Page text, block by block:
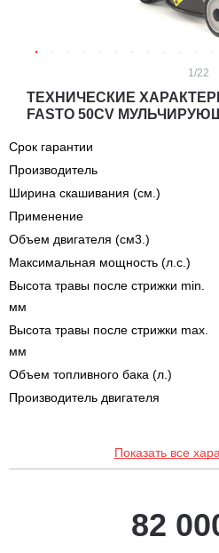
1 /22
ТЕХНИЧЕСКИЕ
FASTO 50CV
Срок гарантии
Производитель
Ширина скашивания (см.)
Применение
Объем двигателя (см3.)
Максимальная мощность (л.с.)
Высота травы после стрижки min.
мм
Высота травы после стрижки max.
мм
Объем топливного бака (л.)
Производитель двигателя
Показать все
82